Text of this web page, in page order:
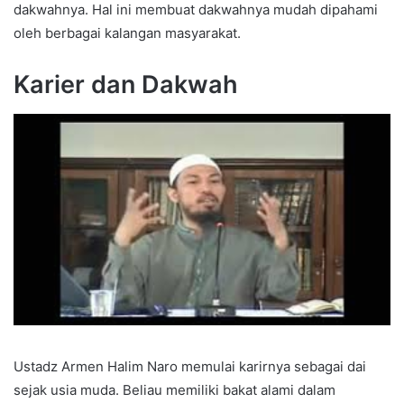
dakwahnya. Hal ini membuat dakwahnya mudah dipahami
oleh berbagai kalangan masyarakat.
Karier dan Dakwah
Ustadz Armen Halim Naro memulai karirnya sebagai dai
sejak usia muda. Beliau memiliki bakat alami dalam